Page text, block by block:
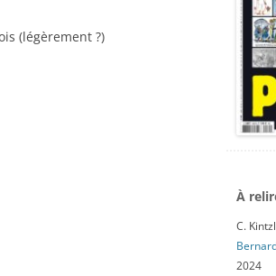
(légèrement ?)
À
C.
2024